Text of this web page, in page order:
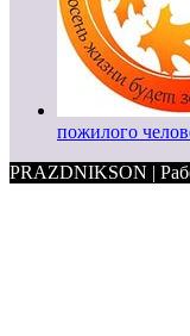
пожилого
PRAZDNIKSON |